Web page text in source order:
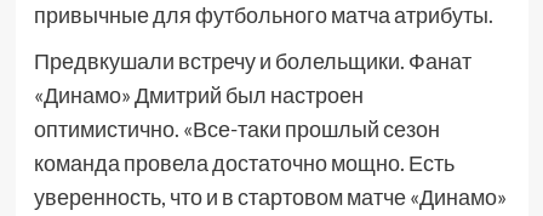
привычные для футбольного матча атрибуты.
Предвкушали встречу и болельщики. Фанат
«Динамо» Дмитрий был настроен
оптимистично. «Все-таки прошлый сезон
команда провела достаточно мощно. Есть
уверенность, что и в стартовом матче «Динамо»